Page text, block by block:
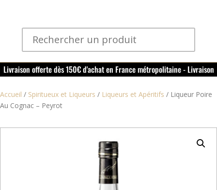
Livraison offerte dès 150€ d'achat en France métropolitaine - Livraison
offerte dans le rouillacais (16) dès 50€ d'achat
Accueil / Spiritueux et Liqueurs / Liqueurs et Apéritifs / Liqueur Poire
Au Cognac – Peyrot